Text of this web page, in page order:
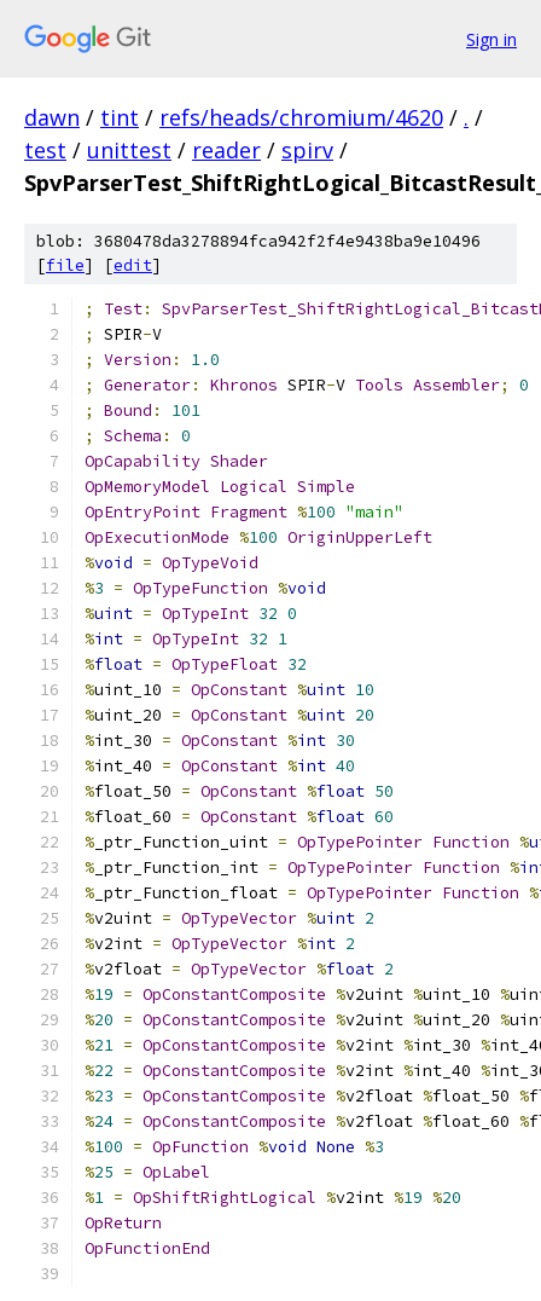
Sign in
dawn / tint / refs/heads/chromium/4620 / . /
test / unittest / reader / spirv /
blob: 3680478da3278894fca942f2f4e9438ba9e10496
[file] [edit]
; Test:
;
SPIR-V
;
Version :
1.0
;
Generator: Khronos SPIR-V Tools Assembler;
0
;
Bound :
101
;
Schema :
0
OpCapability Shader
OpMemoryModel Logical Simple
OpEntryPoint Fragment %100 "main"
OpExecutionMode %100 OriginUpperLeft
%void = OpTypeVoid
%3 = OpTypeFunction %void
%uint = OpTypeInt 32 0
%int = OpTypeInt 32 1
%float = OpTypeFloat 32
%uint_10 = OpConstant %uint 10
%uint_20 = OpConstant %uint 20
%int_30 = OpConstant %int 30
%int_40 = OpConstant %int 40
%float_50 = OpConstant %float 50
%float_60 = OpConstant %float 60
% _ptr_Function_uint = OpTypePointer Function %
% _ptr_Function_int = OpTypePointer Function %
% _ptr_Function_float = OpTypePointer Function %
%v2uint = OpTypeVector %uint 2
%v2int = OpTypeVector %int 2
%v2float = OpTypeVector %float 2
%19 = OpConstantComposite %v2uint %uint_10 %
%20 = OpConstantComposite %v2uint %uint_20 %
%21 = OpConstantComposite %v2int %int_30 %
%22 = OpConstantComposite %v2int %int_40 %
%23 = OpConstantComposite %v2float %float_50 %
%24 = OpConstantComposite %v2float %float_60 %
%100 = OpFunction %void None %3
%25 = OpLabel
%1 = OpShiftRightLogical %v2int %19 %20
OpReturn
OpFunctionEnd